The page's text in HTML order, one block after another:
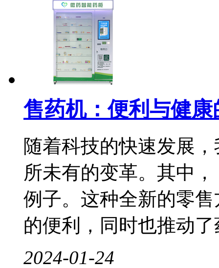
售药机：便利与健
随着科技的快速发展
所未有的变革。其中
例子。这种全新的零
的便利，同时也推动了
2024-01-24